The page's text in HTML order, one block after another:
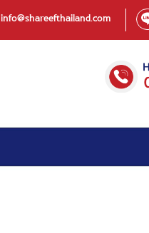
info@shareefthailand.com